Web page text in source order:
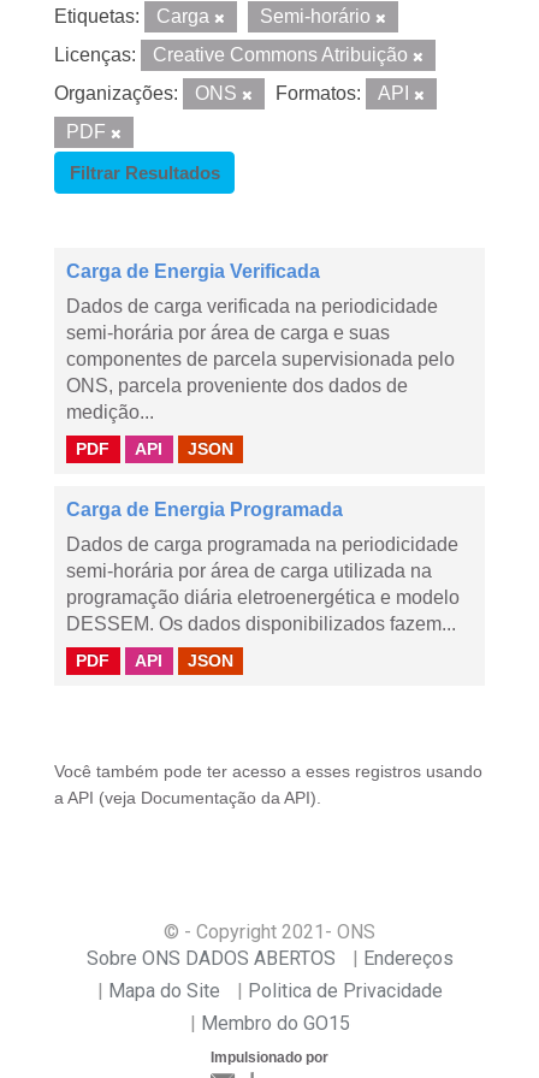
Etiquetas: Carga
Semi-horário
Licenças:
Creative Commons Atribuição
Organizações:
ONS Formatos:
API
PDF
Filtrar Resultados
Carga de Energia Verificada
Dados de carga verificada na periodicidade
semi-horária por área de carga e suas
componentes de parcela supervisionada pelo
ONS, parcela proveniente dos dados de
medição...
PDF API JSON
Carga de Energia Programada
Dados de carga programada na periodicidade
semi-horária por área de carga utilizada na
programação diária eletroenergética e modelo
DESSEM. Os dados disponibilizados fazem...
PDF API JSON
Você também pode ter acesso a esses registros usando
a API (veja Documentação da API ).
© - Copyright 2021 - ONS
Sobre ONS DADOS ABERTOS
Endereços
Mapa do Site
Politica de Privacidade
Membro do GO15
Impulsionado por